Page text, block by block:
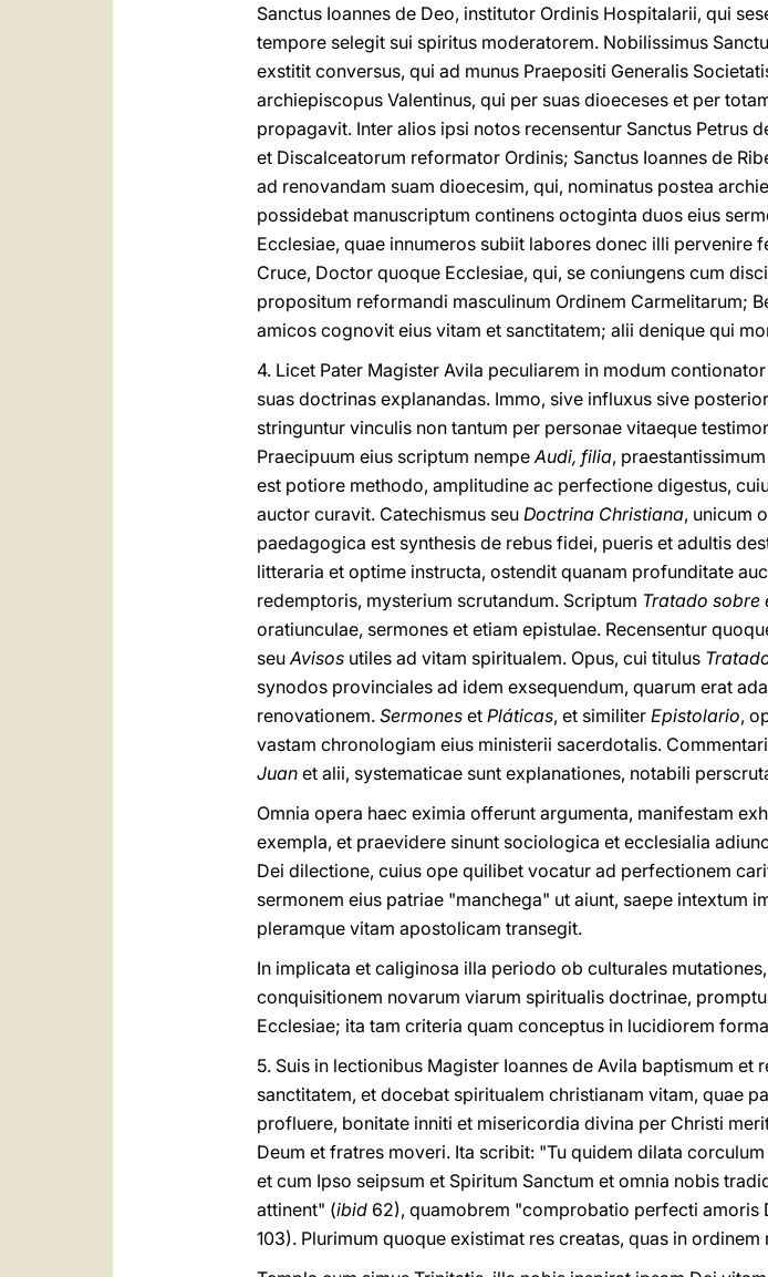
Sanctus Ioannes de Deo, institutor Ordinis Hospitalarii, qui
tempore selegit sui spiritus moderatorem. Nobilissimus
exstitit conversus, qui ad munus Praepositi Generalis
archiepiscopus Valentinus, qui per suas dioeceses et per
propagavit. Inter alios ipsi notos recensentur Sanctus Petrus
et Discalceatorum reformator Ordinis; Sanctus Ioannes de
ad renovandam suam dioecesim, qui, nominatus postea
possidebat manuscriptum continens octoginta duos eius
Ecclesiae, quae innumeros subiit labores donec illi pervenire
Cruce, Doctor quoque Ecclesiae, qui, se coniungens cum
propositum reformandi masculinum Ordinem Carmelitarum;
amicos cognovit eius vitam et sanctitatem; alii denique qui
4. Licet Pater Magister Avila peculiarem in modum
suas doctrinas explanandas. Immo, sive influxus sive
stringuntur vinculis non tantum per personae vitaeque
Praecipuum eius scriptum nempeAudi, filia,
est potiore methodo, amplitudine ac perfectione digestus,
auctor curavit. Catechismus seu Doctrina Christiana, unicum
paedagogica est synthesis de rebus fidei, pueris et adultis
litteraria et optime instructa, ostendit quanam profunditate
redemptoris, mysterium scrutandum. Scriptum Tratado sobre
oratiunculae, sermones et etiam epistulae. Recensentur
seuAvisos utiles ad vitam spiritualem. Opus, cui titulus
synodos provinciales ad idem exsequendum, quarum erat
renovationem. Sermones et Pláticas, et similiter Epistolario,
vastam chronologiam eius ministerii sacerdotalis.
Juan et alii, systematicae sunt explanationes, notabili
Omnia opera haec eximia offerunt argumenta, manifestam
exempla, et praevidere sinunt sociologica et ecclesialia
Dei dilectione, cuius ope quilibet vocatur ad perfectionem
sermonem eius patriae "manchega" ut aiunt, saepe intextum
pleramque vitam apostolicam transegit.
In implicata et caliginosa illa periodo ob culturales
conquisitionem novarum viarum spiritualis doctrinae,
Ecclesiae; ita tam criteria quam conceptus in lucidiorem
5. Suis in lectionibus Magister Ioannes de Avila baptismum
sanctitatem, et docebat spiritualem christianam vitam, quae
profluere, bonitate inniti et misericordia divina per Christi
Deum et fratres moveri. Ita scribit: "Tu quidem dilata
et cum Ipso seipsum et Spiritum Sanctum et omnia nobis
attinent" (ibid 62), quamobrem "comprobatio perfecti
103). Plurimum quoque existimat res creatas, quas in